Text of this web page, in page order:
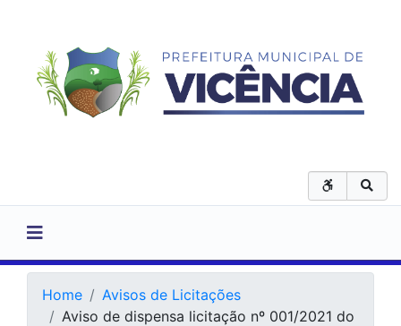
Home
Avisos de Licitações
Aviso de dispensa licitação nº 001/2021 do